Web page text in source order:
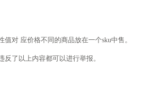
对 应价格不同的商品放在一个sku中售。
了以上内容都可以进行举报。